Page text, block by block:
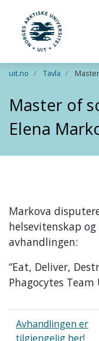
Gå til hovedinnhold
UiT Norges
uit.no Tavla
Master of
Elena
Markova
helsevitenskap
avhandlingen:
“Eat, Deliver,
Phagocytes Team
Avhandlingen er
tilgjengelig her!